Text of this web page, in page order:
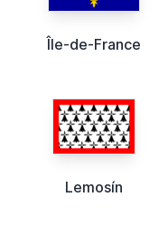
Île-de-France
Lemosín